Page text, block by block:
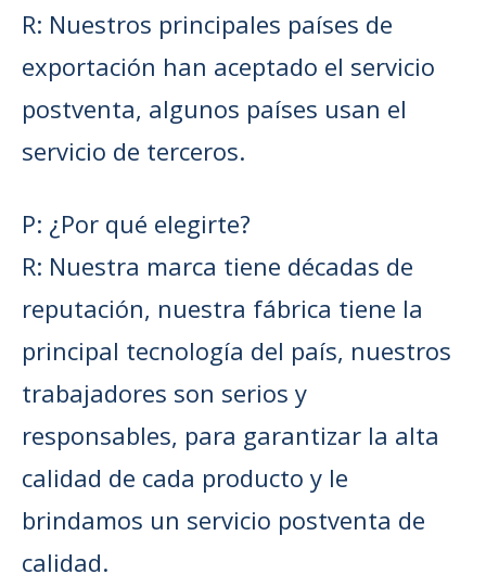
R: Nuestros principales países de
exportación han aceptado el servicio
postventa, algunos países usan el
servicio de terceros.
P: ¿Por qué elegirte?
R: Nuestra marca tiene décadas de
reputación, nuestra fábrica tiene la
principal tecnología del país, nuestros
trabajadores son serios y
responsables, para garantizar la alta
calidad de cada producto y le
brindamos un servicio postventa de
calidad.